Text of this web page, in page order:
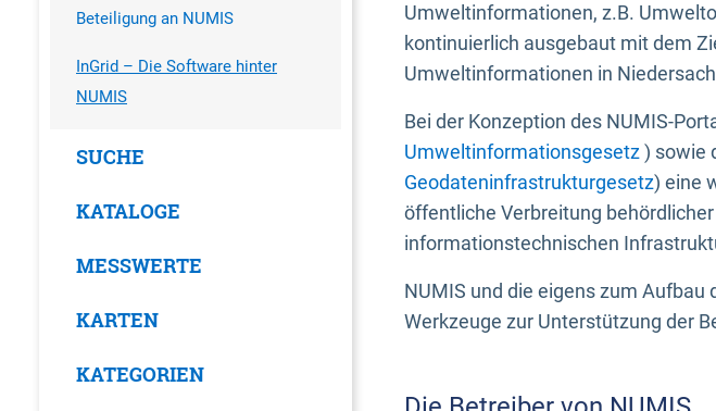
Beteiligung an NUMIS
InGrid – Die Software hinter
NUMIS
SUCHE
KATALOGE
MESSWERTE
KARTEN
KATEGORIEN
Umweltinformationen, z.B.
kontinuierlich ausgebaut mit dem
Umweltinformationen in
Bei der Konzeption des NUMIS-
Umweltinformationsgesetz) sowie
Geodateninfrastrukturgesetz) eine
öffentliche Verbreitung
informationstechnischen
NUMIS und die eigens zum
Werkzeuge zur Unterstützung der